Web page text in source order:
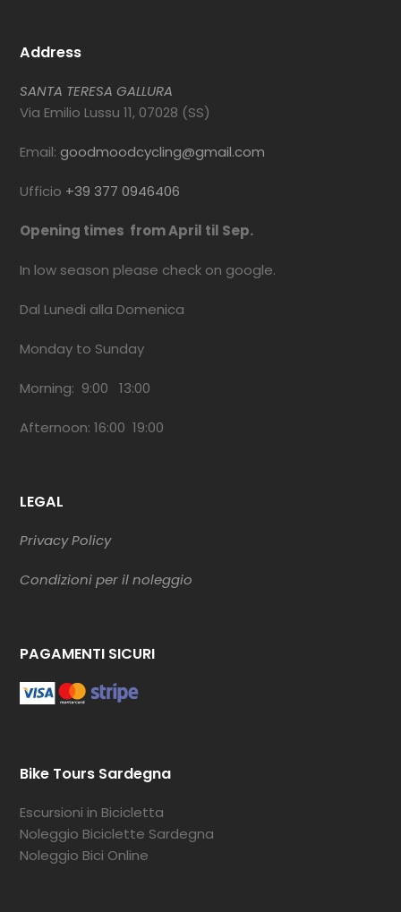
Address
SANTA TERESA GALLURA
Via Emilio Lussu 11, 07028 (SS)
Email:goodmoodcycling@gmail.com
Ufficio +39 377 0946406
Opening times from April til Sep.
In low season please check on google.
Dal Lunedi alla Domenica
Monday to Sunday
Morning: 9:00 13:00
Afternoon: 16:00 19:00
LEGAL
Privacy Policy
Condizioni per il noleggio
PAGAMENTI SICURI
Bike Tours Sardegna
Escursioni in Bicicletta
Noleggio Biciclette Sardegna
Noleggio Bici Online